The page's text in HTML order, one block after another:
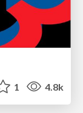
1 4.8k